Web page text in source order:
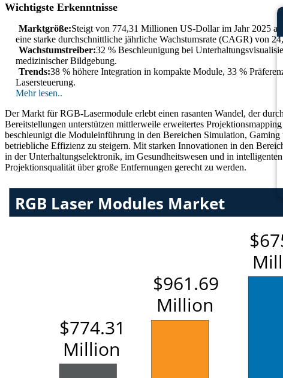
Wichtigste Erkenntnisse
Marktgröße:Steigt von 774,31 Millionen US-Dollar im Jahr 2025
eine starke durchschnittliche jährliche Wachstumsrate (CAGR) von
Wachstumstreiber:32 % Beschleunigung bei
medizinischer Bildgebung.
Trends:38 % höhere Integration in kompakte Module, 33 %
Lasersteuerung.
Mehr lesen..
Der Markt für RGB-Lasermodule erlebt einen rasanten Wandel, der
Bereitstellungen unterstützen mittlerweile erweitertes
beschleunigt die Moduleinführung in den Bereichen Simulation,
betriebliche Effizienz zu steigern. Mit starken Innovationen in den
in der Unterhaltungselektronik, im Gesundheitswesen und in
Projektionsqualität über große Entfernungen gerecht zu werden.